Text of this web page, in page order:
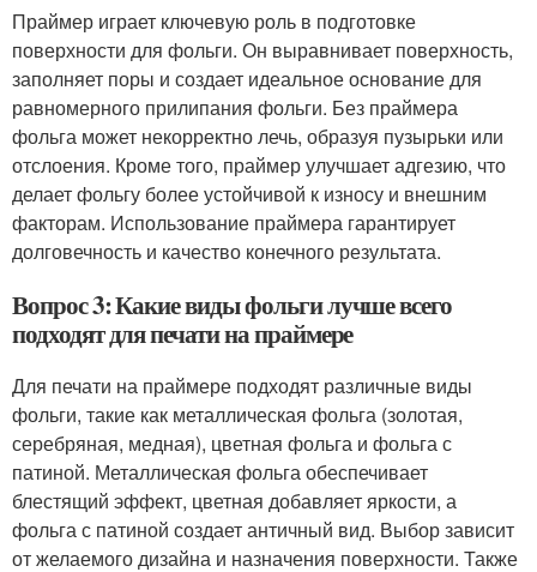
Праймер играет ключевую роль в подготовке
поверхности для фольги. Он выравнивает поверхность,
заполняет поры и создает идеальное основание для
равномерного прилипания фольги. Без праймера
фольга может некорректно лечь, образуя пузырьки или
отслоения. Кроме того, праймер улучшает адгезию, что
делает фольгу более устойчивой к износу и внешним
факторам. Использование праймера гарантирует
долговечность и качество конечного результата.
Вопрос 3: Какие виды фольги лучше всего
подходят для печати на праймере
Для печати на праймере подходят различные виды
фольги, такие как металлическая фольга (золотая,
серебряная, медная), цветная фольга и фольга с
патиной. Металлическая фольга обеспечивает
блестящий эффект, цветная добавляет яркости, а
фольга с патиной создает античный вид. Выбор зависит
от желаемого дизайна и назначения поверхности. Также